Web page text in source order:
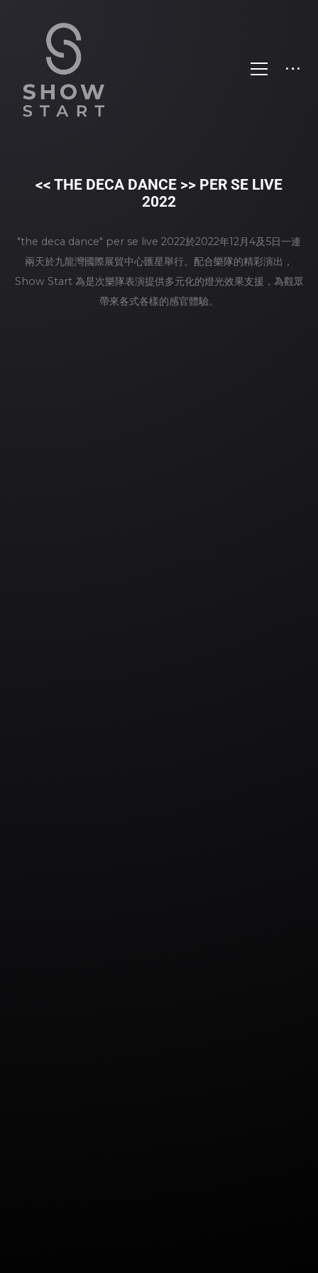
<< THE DECA DANCE >> PER SE LIVE
2022
"the deca dance" per se live 2022於2022年12月4及5日一連
兩天於九龍灣國際展貿中心匯星舉行。配合樂隊的精彩演出，
Show Start 為是次樂隊表演提供多元化的燈光效果支援，為觀眾
帶來各式各樣的感官體驗。